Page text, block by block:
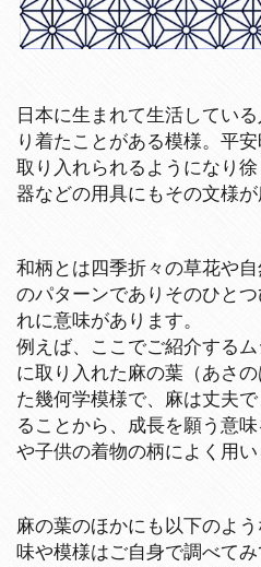
日本に生まれて生活してい
り着たことがある模様。平
取り入れられるようになり
器などの用具にもその文様が
和柄とは四季折々の草花や
のパターンでありそのひと
れに意味があります。
例えば、ここでご紹介する
に取り入れた麻の葉（あさ
た幾何学模様で、麻は丈夫
ることから、成長を願う意
や子供の着物の柄によく用い
麻の葉のほかにも以下のよ
味や模様はご自身で調べて